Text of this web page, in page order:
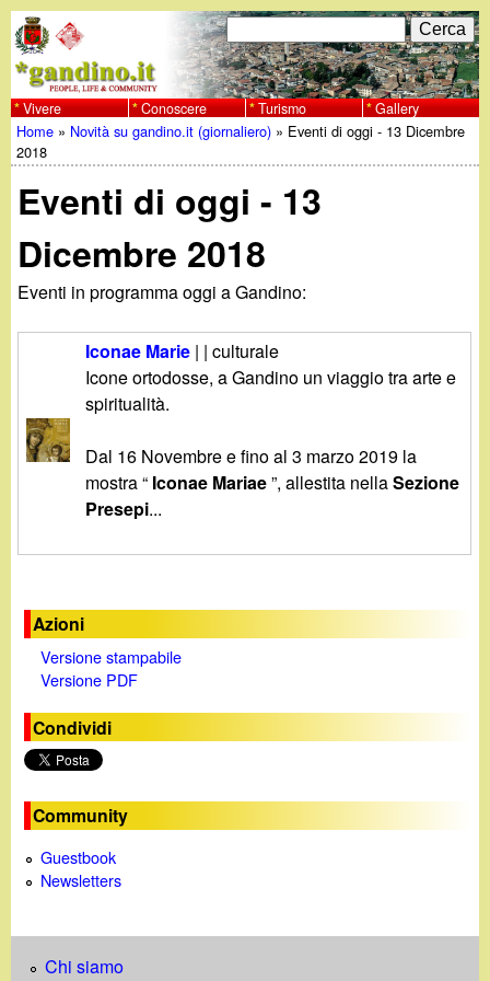
al
contenuto
principale
w
w
w
.
g
n
i
n
o
F
o
r
m
d
r
i
c
r
a
C
e
r
c
a
Vivere Conoscere Turismo Gallery
Tu
sei
qui
Home » Novità su gandino.it (giornaliero) » Eventi di oggi - 13 Dicembre
2018
Eventi di oggi - 13
Dicembre 2018
Eventi in programma oggi a Gandino:
Iconae Marie | | culturale
Icone ortodosse, a Gandino un viaggio tra arte e
spiritualità.
Dal 16 Novembre e fino al 3 marzo 2019 la
mostra “ Iconae Mariae”, allestita nellaSezione
Presepi...
Azioni
Versione stampabile
Versione PDF
Condividi
Community
Guestbook
Newsletters
Chi siamo